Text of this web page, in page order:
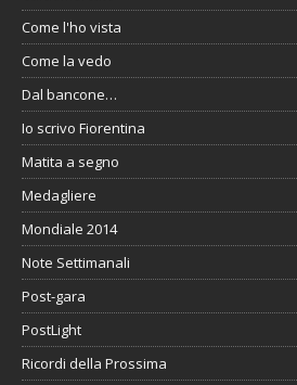
Come l'ho vista
Come la vedo
Dal bancone…
Io scrivo Fiorentina
Matita a segno
Medagliere
Mondiale 2014
Note Settimanali
Post-gara
PostLight
Ricordi della Prossima